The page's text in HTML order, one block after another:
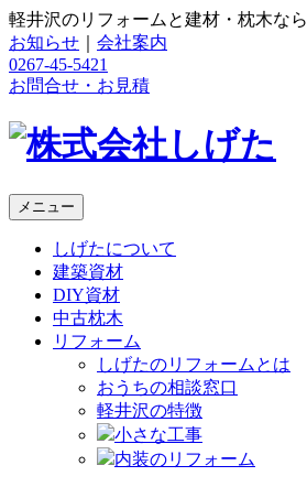
軽井沢のリフォームと建材・枕木なら
お知らせ
会社案内
0267-45-5421
お問合せ・お見積
メニュー
しげたについて
建築資材
DIY資材
中古枕木
リフォーム
しげたのリフォームとは
おうちの相談窓口
軽井沢の特徴
小さな工事
内装のリフォーム